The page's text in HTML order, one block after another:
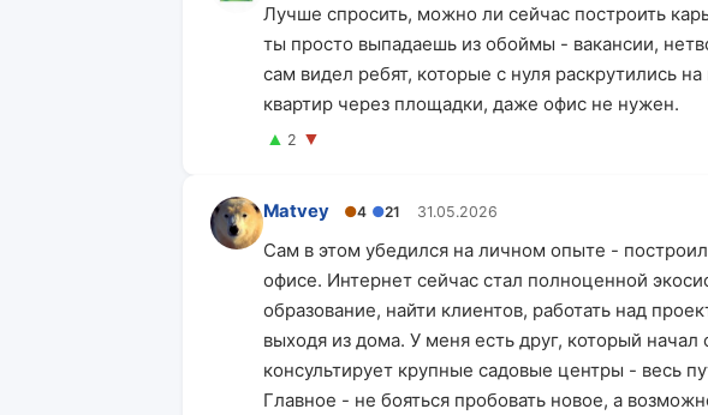
Лучше спросить, можно ли сейчас построить
ты просто выпадаешь из обоймы - вакансии,
сам видел ребят, которые с нуля раскрутились
квартир через площадки, даже офис не нужен.
▲ 2 ▼
Matvey ●4 ●21 31.05.2026
Сам в этом убедился на личном опыте -
офисе. Интернет сейчас стал полноценной
образование, найти клиентов, работать над
выходя из дома. У меня есть друг, который начал
консультирует крупные садовые центры - весь
Главное - не бояться пробовать новое, а